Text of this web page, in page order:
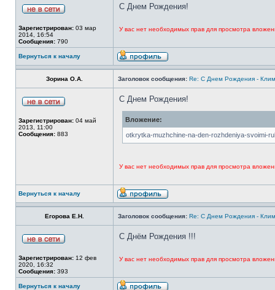
Зарегистрирован: 03 мар
2014, 16:54
Сообщения: 790
С Днем Рождения!
У вас нет необходимых прав для просмотра
Вернуться к началу
Зорина О.А. Заголовок сообщения: Re: С Днем Рождения -
Зарегистрирован: 04 май
2013, 11:00
Сообщения: 883
С Днем Рождения!
Вложение:
otkrytka-muzhchine-na-den-rozhdeniya-svoimi-
У вас нет необходимых прав для просмотра
Вернуться к началу
Егорова Е.Н. Заголовок сообщения: Re: С Днем Рождения -
Зарегистрирован: 12 фев
2020, 16:32
Сообщения: 393
С Днём Рождения !!!
У вас нет необходимых прав для просмотра
Вернуться к началу